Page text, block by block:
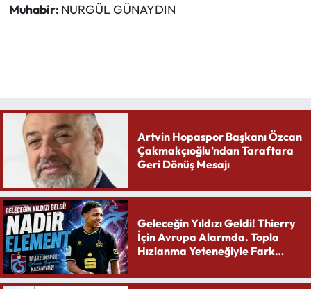
Muhabir: NURGÜL GÜNAYDIN
Artvin Hopaspor Başkanı Özcan
Çakmakçıoğlu’ndan Taraftara
Geri Dönüş Mesajı
Geleceğin Yıldızı Geldi! Thierry
İçin Avrupa Alarmda. Topla
Hızlanma Yeteneğiyle Fark